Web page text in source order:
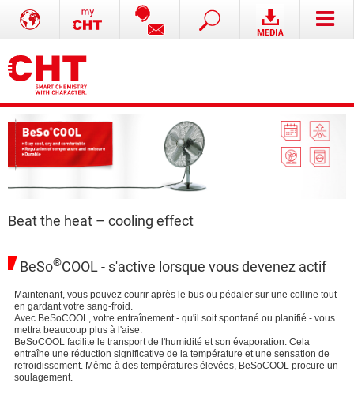
Beat the heat – cooling effect
BeSo®COOL - s'active lorsque vous devenez actif
Maintenant, vous pouvez courir après le bus ou pédaler sur une colline tout
en gardant votre sang-froid.
Avec BeSoCOOL, votre entraînement - qu'il soit spontané ou planifié - vous
mettra beaucoup plus à l'aise.
BeSoCOOL facilite le transport de l'humidité et son évaporation. Cela
entraîne une réduction significative de la température et une sensation de
refroidissement. Même à des températures élevées, BeSoCOOL procure un
soulagement.